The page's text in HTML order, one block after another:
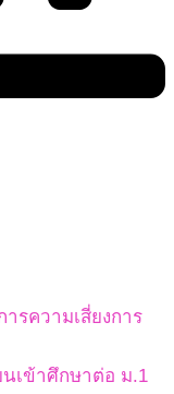
รความเสี่ยงการ
เข้าศึกษาต่อ ม.1